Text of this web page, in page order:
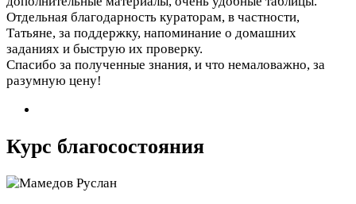
Отдельная благодарность кураторам, в частности,
Татьяне, за поддержку, напоминание о домашних
заданиях и быструю их проверку.
Спасибо за полученные знания, и что немаловажно, за
разумную цену!
Курс благосостояния